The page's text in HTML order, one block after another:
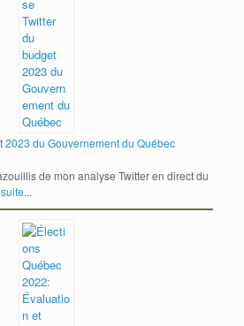
2023 du Gouvernement du Québec
de mon analyse Twitter en direct du